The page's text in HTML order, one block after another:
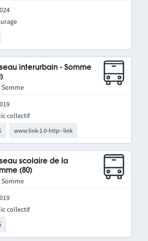
interurbain - Somme
Somme
www:link-1.0-http--link
collectif
scolaire de la
(80)
Somme
collectif